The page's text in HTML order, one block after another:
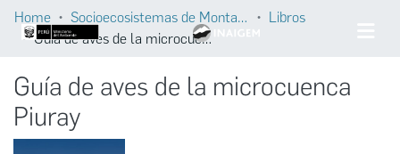
Home Socioecosistemas de Montaña
Libros
Guía de aves de la microcuenca Piuray
Guía de aves de la microcuenca
Piuray